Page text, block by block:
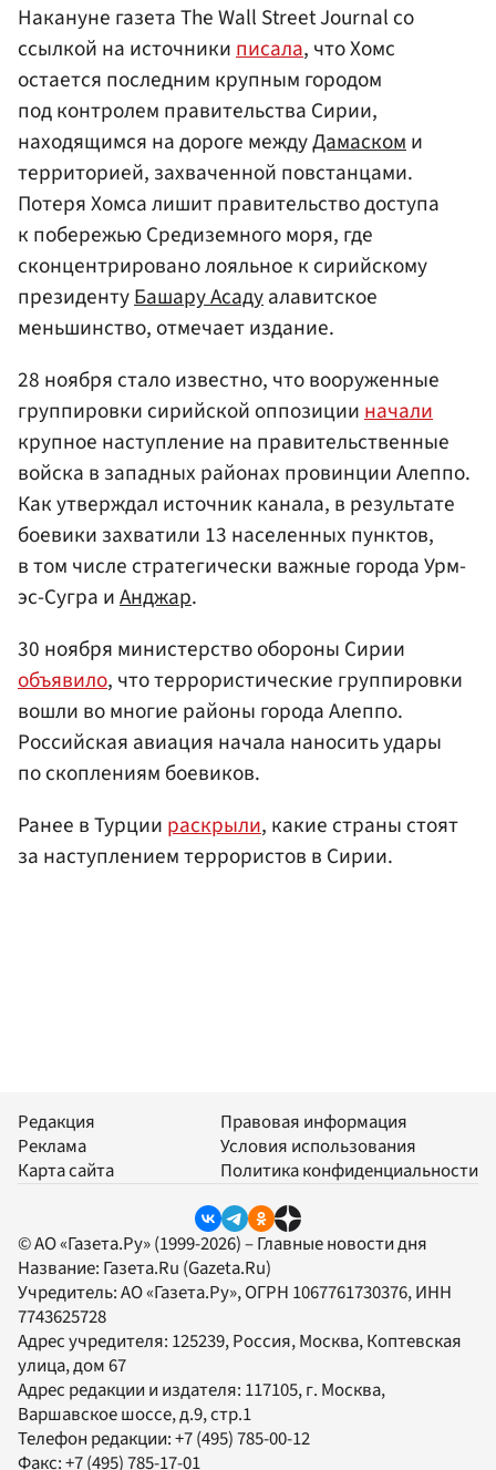
Накануне газета The Wall Street Journal со
ссылкой на источникиписала, что Хомс
остается последним крупным городом
под контролем правительства Сирии,
находящимся на дороге междуДамаскоми
территорией, захваченной повстанцами.
Потеря Хомса лишит правительство доступа
к побережью Средиземного моря, где
сконцентрировано лояльное к сирийскому
президентуБашару Асадуалавитское
меньшинство, отмечает издание.
28 ноября стало известно, что вооруженные
группировки сирийской оппозицииначали
крупное наступление на правительственные
войска в западных районах провинции Алеппо.
Как утверждал источник канала, в результате
боевики захватили 13 населенных пунктов,
в том числе стратегически важные города Урм-
эс-Сугра иАнджар.
30 ноября министерство обороны Сирии
объявило, что террористические группировки
вошли во многие районы города Алеппо.
Российская авиация начала наносить удары
по скоплениям боевиков.
Ранее в Турции раскрыли, какие страны стоят
за наступлением террористов в Сирии.
Редакция
Реклама
Карта сайта
Правовая информация
Условия использования
Политика конфиденциальности
© АО «Газета.Ру» (1999-2026) – Главные новости дня
Название: Газета.Ru (Gazeta.Ru)
Учредитель:АО «Газета.Ру», ОГРН 1067761730376, ИНН
7743625728
Адрес учредителя: 125239, Россия, Москва, Коптевская
улица, дом 67
Адрес редакции и издателя: 117105, г. Москва,
Варшавское шоссе, д.9, стр.1
Телефон редакции:+7 (495) 785-00-12
Факс:+7 (495) 785-17-01